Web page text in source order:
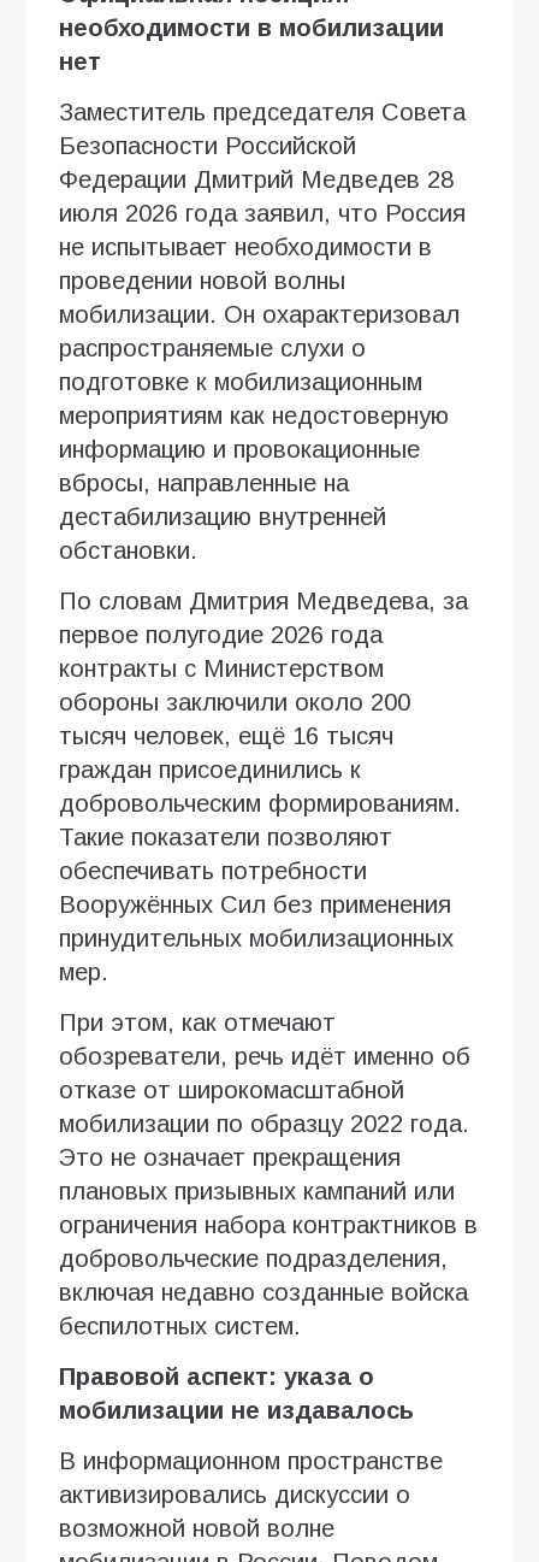
необходимости в мобилизации
нет
Заместитель председателя Совета
Безопасности Российской
Федерации Дмитрий Медведев 28
июля 2026 года заявил, что Россия
не испытывает необходимости в
проведении новой волны
мобилизации. Он охарактеризовал
распространяемые слухи о
подготовке к мобилизационным
мероприятиям как недостоверную
информацию и провокационные
вбросы, направленные на
дестабилизацию внутренней
обстановки.
По словам Дмитрия Медведева, за
первое полугодие 2026 года
контракты с Министерством
обороны заключили около 200
тысяч человек, ещё 16 тысяч
граждан присоединились к
добровольческим формированиям.
Такие показатели позволяют
обеспечивать потребности
Вооружённых Сил без применения
принудительных мобилизационных
мер.
При этом, как отмечают
обозреватели, речь идёт именно об
отказе от широкомасштабной
мобилизации по образцу 2022 года.
Это не означает прекращения
плановых призывных кампаний или
ограничения набора контрактников в
добровольческие подразделения,
включая недавно созданные войска
беспилотных систем.
Правовой аспект: указа о
мобилизации не издавалось
В информационном пространстве
активизировались дискуссии о
возможной новой волне